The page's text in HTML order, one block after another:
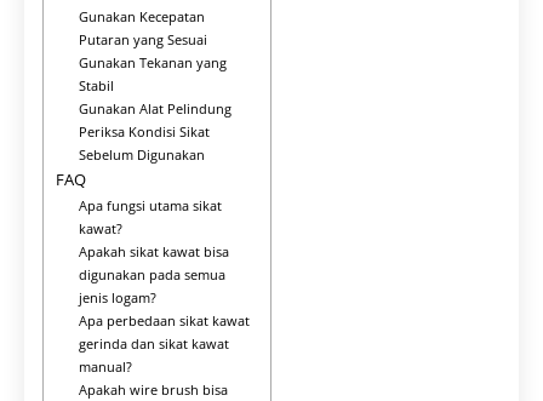
Gunakan Kecepatan
Putaran yang Sesuai
Gunakan Tekanan yang
Stabil
Gunakan Alat Pelindung
Periksa Kondisi Sikat
Sebelum Digunakan
FAQ
Apa fungsi utama sikat
kawat?
Apakah sikat kawat bisa
digunakan pada semua
jenis logam?
Apa perbedaan sikat kawat
gerinda dan sikat kawat
manual?
Apakah wire brush bisa